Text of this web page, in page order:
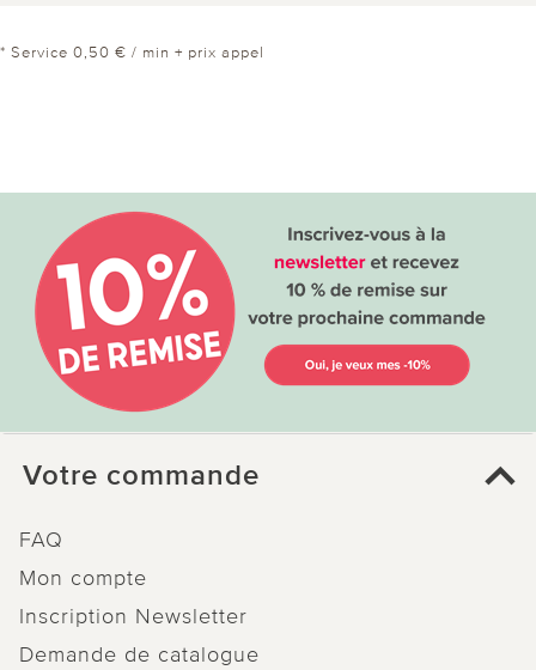
* Service 0,50 € / min + prix appel
Votre commande
FAQ
Mon compte
Inscription Newsletter
Demande de catalogue